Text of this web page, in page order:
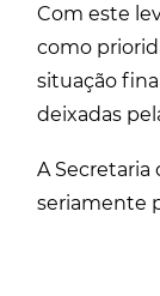
Com este
como
situação
deixadas
A
seriamente